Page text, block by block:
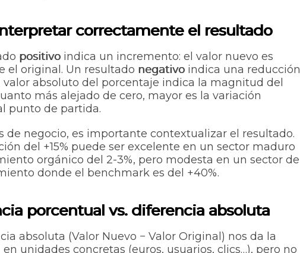
correctamente el resultado
positivo indica un incremento: el valor nuevo es
el original. Un resultado negativo indica una reducción
valor absoluto del porcentaje indica la magnitud del
más alejado de cero, mayor es la variación
punto de partida.
de negocio, es importante contextualizar el resultado.
del +15% puede ser excelente en un sector maduro
orgánico del 2-3%, pero modesta en un sector de
donde el benchmark es del +40%.
porcentual vs. diferencia absoluta
absoluta (Valor Nuevo − Valor Original) nos da la
unidades concretas (euros, usuarios, clics…), pero no